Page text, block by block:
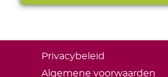
Privacybeleid
Algemene voorwaarden